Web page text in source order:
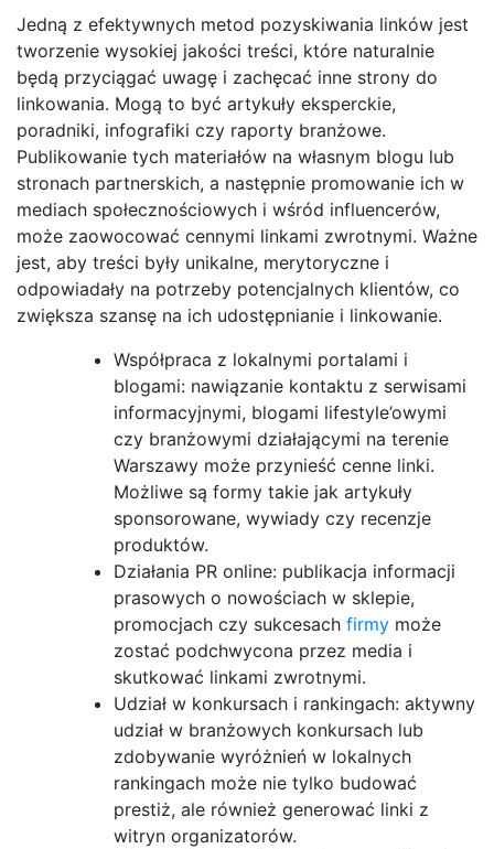
Jedną z efektywnych metod pozyskiwania linków jest
tworzenie wysokiej jakości treści, które naturalnie
będą przyciągać uwagę i zachęcać inne strony do
linkowania. Mogą to być artykuły eksperckie,
poradniki, infografiki czy raporty branżowe.
Publikowanie tych materiałów na własnym blogu lub
stronach partnerskich, a następnie promowanie ich w
mediach społecznościowych i wśród influencerów,
może zaowocować cennymi linkami zwrotnymi. Ważne
jest, aby treści były unikalne, merytoryczne i
odpowiadały na potrzeby potencjalnych klientów, co
zwiększa szansę na ich udostępnianie i linkowanie.
Współpraca z lokalnymi portalami i
blogami: nawiązanie kontaktu z serwisami
informacyjnymi, blogami lifestyle’owymi
czy branżowymi działającymi na terenie
Warszawy może przynieść cenne linki.
Możliwe są formy takie jak artykuły
sponsorowane, wywiady czy recenzje
produktów.
Działania PR online: publikacja informacji
prasowych o nowościach w sklepie,
promocjach czy sukcesach firmy może
zostać podchwycona przez media i
skutkować linkami zwrotnymi.
Udział w konkursach i rankingach: aktywny
udział w branżowych konkursach lub
zdobywanie wyróżnień w lokalnych
rankingach może nie tylko budować
prestiż, ale również generować linki z
witryn organizatorów.